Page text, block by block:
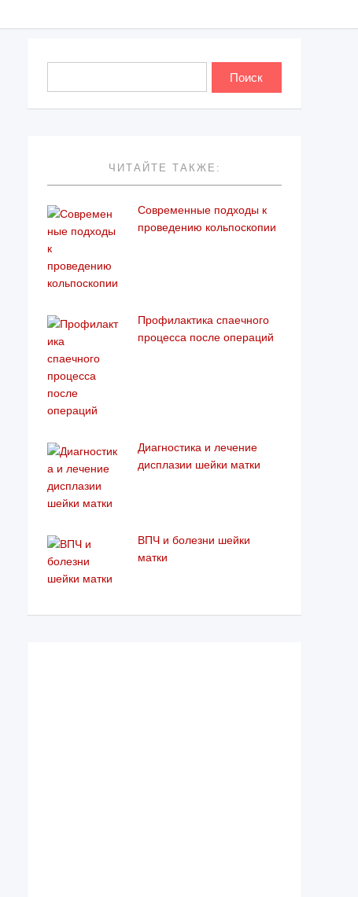
ЧИТАЙТЕ ТАКЖЕ:
Современные подходы к
проведению кольпоскопии
Профилактика спаечного
процесса после операций
Диагностика и лечение
дисплазии шейки матки
ВПЧ и болезни шейки
матки